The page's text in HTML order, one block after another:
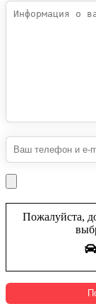
Пожалуйста,